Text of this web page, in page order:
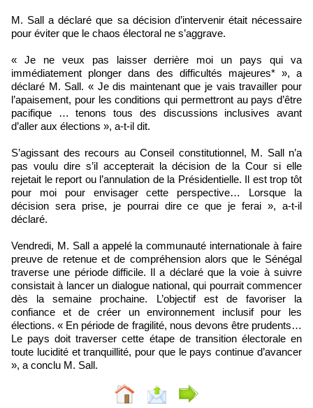
M. Sall a déclaré que sa décision d’intervenir était nécessaire
pour éviter que le chaos électoral ne s’aggrave.
« Je ne veux pas laisser derrière moi un pays qui va
immédiatement plonger dans des difficultés majeures* », a
déclaré M. Sall. « Je dis maintenant que je vais travailler pour
l’apaisement, pour les conditions qui permettront au pays d’être
pacifique … tenons tous des discussions inclusives avant
d’aller aux élections », a-t-il dit.
S’agissant des recours au Conseil constitutionnel, M. Sall n’a
pas voulu dire s’il accepterait la décision de la Cour si elle
rejetait le report ou l’annulation de la Présidentielle. Il est trop tôt
pour moi pour envisager cette perspective… Lorsque la
décision sera prise, je pourrai dire ce que je ferai », a-t-il
déclaré.
Vendredi, M. Sall a appelé la communauté internationale à faire
preuve de retenue et de compréhension alors que le Sénégal
traverse une période difficile. Il a déclaré que la voie à suivre
consistait à lancer un dialogue national, qui pourrait commencer
dès la semaine prochaine. L’objectif est de favoriser la
confiance et de créer un environnement inclusif pour les
élections. « En période de fragilité, nous devons être prudents…
Le pays doit traverser cette étape de transition électorale en
toute lucidité et tranquillité, pour que le pays continue d’avancer
», a conclu M. Sall.